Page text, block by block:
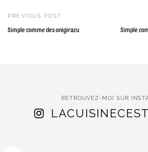
PREVIOUS POST
Simple comme des onigirazu
Simple
RETROUVEZ-MOI SUR